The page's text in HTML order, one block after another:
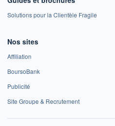
Solutions pour la Clientèle Fragile
Nos sites
Affiliation
BoursoBank
Publicité
Site Groupe & Recrutement